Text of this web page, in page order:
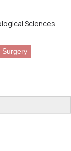
Sciences,
Surgery